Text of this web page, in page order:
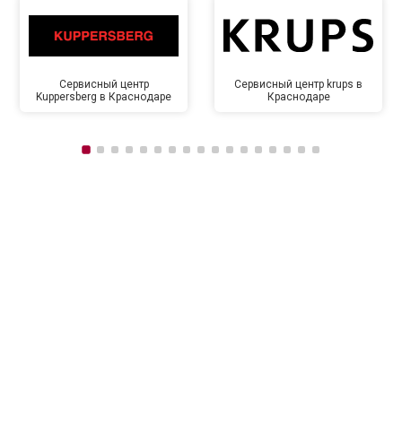
Сервисный центр
Kuppersberg в Краснодаре
Сервисный центр krups в
Краснодаре